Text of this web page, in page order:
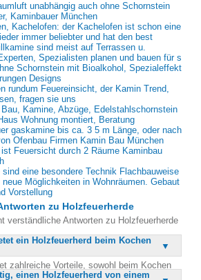
unabhängig auch ohne Schornstein
Kaminbauer München
Kachelofen: der Kachelofen ist schon eine
immer beliebter und hat den best
sind meist auf Terrassen u.
Spezialisten planen und bauen für s
Schornstein mit Bioalkohol, Spezialeffekt
Designs
rundum Feuereinsicht, der Kamin Trend,
fragen sie uns
Kamine, Abzüge, Edelstahlschornstein
Wohnung montiert, Beratung
gaskamine bis ca. 3 5 m Länge, oder nach
Ofenbau Firmen Kamin Bau München
Feuersicht durch 2 Räume Kaminbau
eine besondere Technik Flachbauweise
Möglichkeiten in Wohnräumen. Gebaut
Vorstellung
zu Holzfeuerherde
verständliche Antworten zu Holzfeuerherde
ein Holzfeuerherd beim Kochen
zahlreiche Vorteile, sowohl beim Kochen
Er ermöglicht ein natürliches Backen, Braten
einen Holzfeuerherd von einem